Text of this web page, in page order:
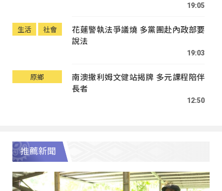
19:05
生活 社會
花蓮警執法爭議燒 多黨團赴內政部要
說法
19:03
原鄉
南澳撒利姆文健站揭牌 多元課程陪伴
長者
12:50
推薦新聞